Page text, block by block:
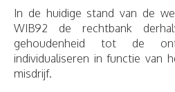
In de huidige stand van de
WIB92 de rechtbank
gehoudenheid tot de
individualiseren in functie van
misdrijf.